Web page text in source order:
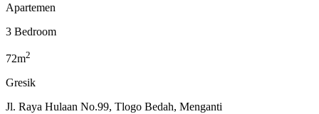
Apartemen
3 Bedroom
72m2
Gresik
Jl. Raya Hulaan No.99, Tlogo Bedah, Menganti